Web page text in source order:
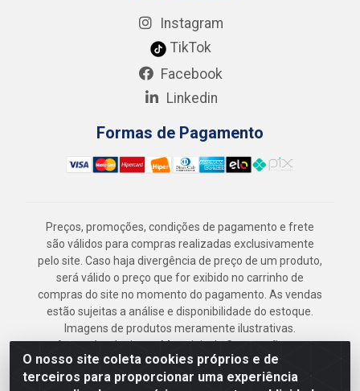
O nosso site coleta cookies próprios e de
terceiros para proporcionar uma experiência
Instagram
TikTok
Facebook
Linkedin
Formas de Pagamento
Preços, promoções, condições de pagamento e frete
são válidos para compras realizadas exclusivamente
pelo site. Caso haja divergência de preço de um produto,
será válido o preço que for exibido no carrinho de
compras do site no momento do pagamento. As vendas
estão sujeitas a análise e disponibilidade do estoque.
Imagens de produtos meramente ilustrativas.
Armazém Jenipapo Materiais de Construção em
Geral LTDA - Rua das Flores, 2691 - Guabiraba,
Recife/PE - CEP 52.291-630 - CNPJ